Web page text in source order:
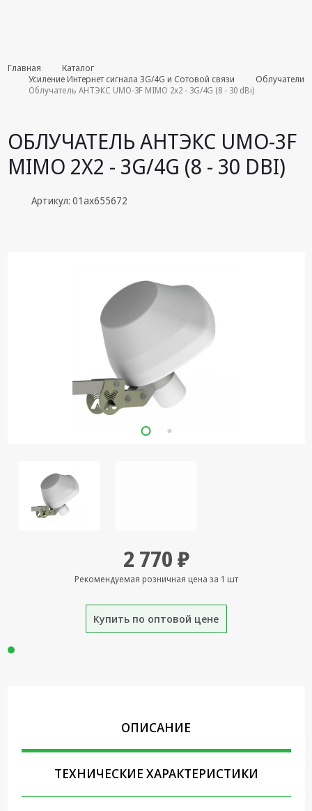
Комплекты
августа
Android TV
приставки
Сетевые
оборудование
под ТВ, ЖК, СВЧ
Сетевое
оборудование
аксессуары и
Аудиотехника
оборудование и
Главная
Каталог
Усиление Интернет сигнала 3G/4G и Сотовой связи
Облучатели
Облучатель АНТЭКС UMO-3F MIMO 2x2 - 3G/4G (8 - 30 dBi)
ОБЛУЧАТЕЛЬ АНТЭКС UMO-3F
MIMO 2X2 - 3G/4G (8 - 30 DBI)
Артикул: 01ax655672
2 770 ₽
Рекомендуемая розничная цена за 1 шт
Купить по оптовой цене
ОПИСАНИЕ
ТЕХНИЧЕСКИЕ ХАРАКТЕРИСТИКИ